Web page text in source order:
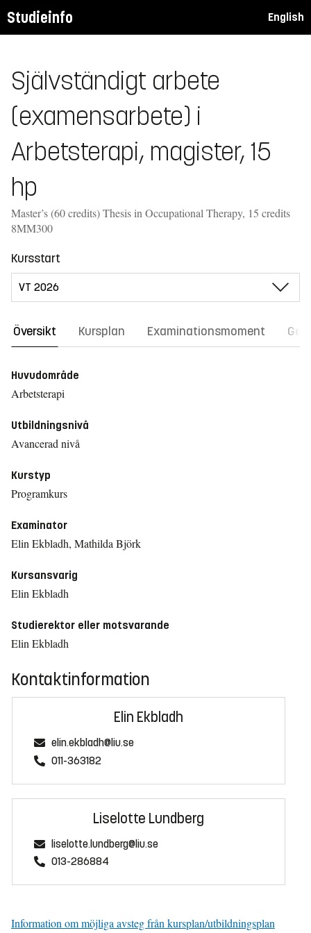
Studieinfo English
Självständigt arbete
(examensarbete) i
Arbetsterapi, magister, 15
hp
Master’s (60 credits) Thesis in Occupational Therapy, 15 credits
8MM300
Kursstart
Översikt Kursplan Examinationsmoment
Huvudområde
Arbetsterapi
Utbildningsnivå
Avancerad nivå
Kurstyp
Programkurs
Examinator
Elin Ekbladh, Mathilda Björk
Kursansvarig
Elin Ekbladh
Studierektor eller motsvarande
Elin Ekbladh
Kontaktinformation
Elin Ekbladh
elin.ekbladh@liu.se
011-363182
Liselotte Lundberg
liselotte.lundberg@liu.se
013-286884
Information om möjliga avsteg från kursplan/utbildningsplan